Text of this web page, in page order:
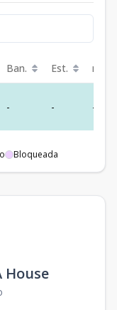
Ban. Est. m²
- - -
Bloqueada